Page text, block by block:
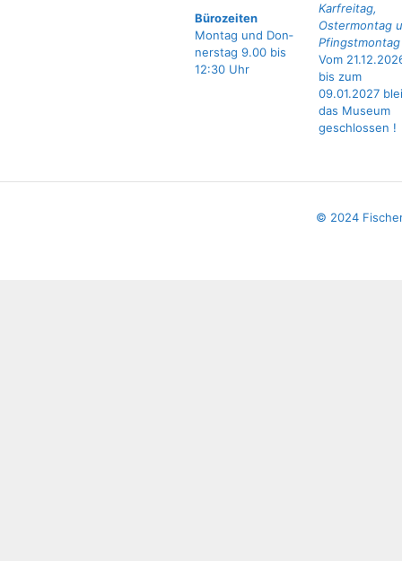
Büro­zei­ten
Mon­tag und Don­
ners­tag 9.00 bis
12:30 Uhr
Karfreitag,
Ostermontag
Vom
bis zum
09.01.2027
das Museum
geschlossen !
© 2024